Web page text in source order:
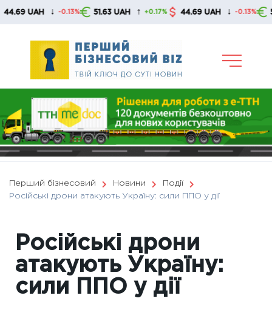
Skip
UAH ↓ -0.13% 51.63 UAH ↑ +0.17% 44.69 UAH ↓ -0.13% 51.63
Перший бізнесовий Новини
Події
Російські дрони атакують Україну: сили ППО у дії
Російські дрони
атакують Україну:
сили ППО у дії